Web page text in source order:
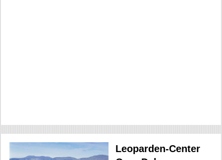
Leoparden-Center